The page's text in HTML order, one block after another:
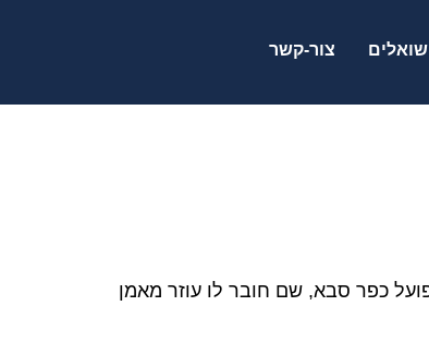
צור-קשר
מאמן והתחיל לעבוד בהפועל כפר סבא, שם חובר לו עוזר מאמן